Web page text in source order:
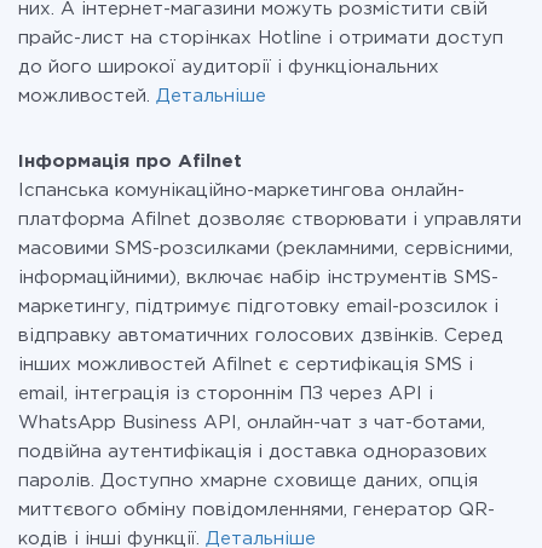
них. А інтернет-магазини можуть розмістити свій
прайс-лист на сторінках Hotline і отримати доступ
до його широкої аудиторії і функціональних
можливостей. Детальніше
Інформація про Afilnet
Іспанська комунікаційно-маркетингова онлайн-
платформа Afilnet дозволяє створювати і управляти
масовими SMS-розсилками (рекламними, сервісними,
інформаційними), включає набір інструментів SMS-
маркетингу, підтримує підготовку email-розсилок і
відправку автоматичних голосових дзвінків. Серед
інших можливостей Afilnet є сертифікація SMS і
email, інтеграція із стороннім ПЗ через API і
WhatsApp Business API, онлайн-чат з чат-ботами,
подвійна аутентифікація і доставка одноразових
паролів. Доступно хмарне сховище даних, опція
миттєвого обміну повідомленнями, генератор QR-
кодів і інші функції. Детальніше